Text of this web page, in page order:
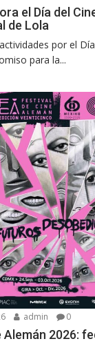
el Día del
de Lola
por el
para la...
admin 0
Alemán 2026: